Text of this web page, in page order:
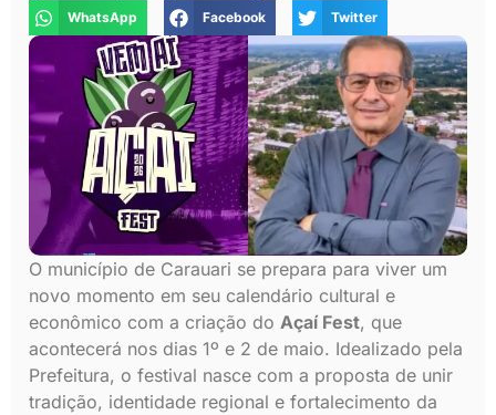
WhatsApp Facebook Twitter
O município de Carauari se prepara para viver um
novo momento em seu calendário cultural e
econômico com a criação do Açaí Fest, que
acontecerá nos dias 1º e 2 de maio. Idealizado pela
Prefeitura, o festival nasce com a proposta de unir
tradição, identidade regional e fortalecimento da